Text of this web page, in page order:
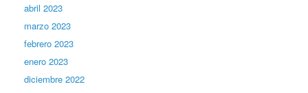
abril 2023
marzo 2023
febrero 2023
enero 2023
diciembre 2022